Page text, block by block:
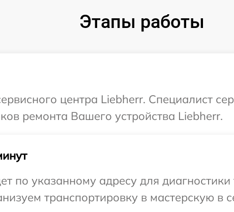
Этапы работы
центра Liebherr. Специалист
ремонта Вашего устройства Liebherr.
по указанному адресу для диагностики
транспортировку в мастерскую в